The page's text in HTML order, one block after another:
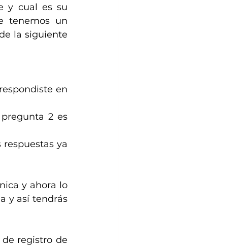
y cual es su
tenemos un
la siguiente
en
2 es
ya
y ahora lo
y así tendrás
registro de